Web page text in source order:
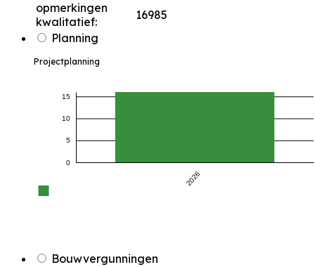
opmerkingen
kwalitatief:
16985
Planning
Projectplanning
0
5
10
15
2026
Bouwvergunningen